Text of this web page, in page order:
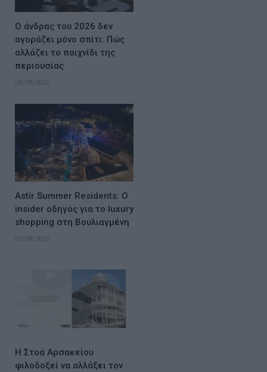
Ο άνδρας του 2026 δεν
αγοράζει μόνο σπίτι: Πώς
αλλάζει το παιχνίδι της
περιουσίας
08/08/2026
Astir Summer Residents: Ο
insider οδηγός για το luxury
shopping στη Βουλιαγμένη
07/08/2026
Η Στοά Αρσακείου
φιλοδοξεί να αλλάξει τον